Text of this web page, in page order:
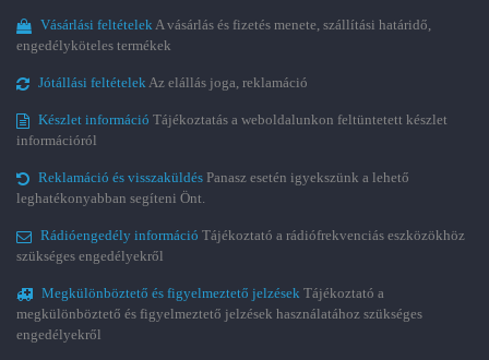
Vásárlási feltételekA vásárlás és fizetés menete, szállítási határidő,
engedélyköteles termékek
Jótállási feltételekAz elállás joga, reklamáció
Készlet információ Tájékoztatás a weboldalunkon feltüntetett készlet
információról
Reklamáció és visszaküldés Panasz esetén igyekszünk a lehető
leghatékonyabban segíteni Önt.
Rádióengedély információ Tájékoztató a rádiófrekvenciás eszközökhöz
szükséges engedélyekről
Megkülönböztető és figyelmeztető jelzések Tájékoztató a
megkülönböztető és figyelmeztető jelzések használatához szükséges
engedélyekről